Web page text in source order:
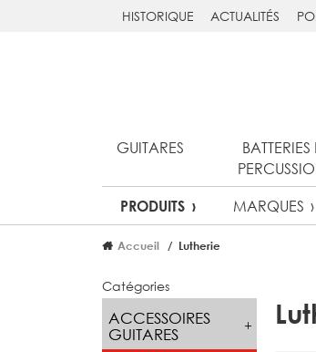
HISTORIQUE ACTUALITÉS
GUITARES
BATTERIES
PRODUITS MARQUES
Accueil Lutherie
Catégories
ACCESSOIRES
GUITARES